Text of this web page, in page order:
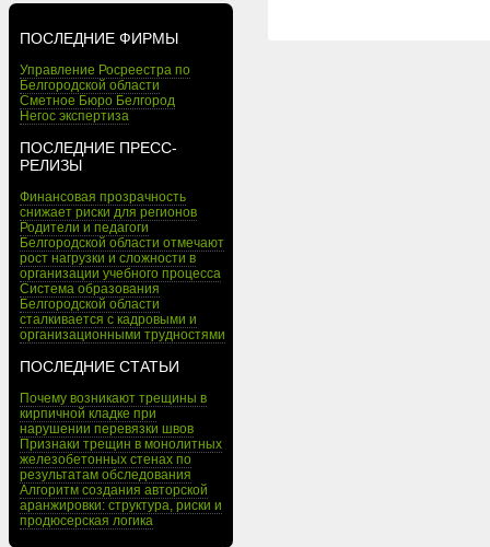
ПОСЛЕДНИЕ ФИРМЫ
Управление Росреестра по
Белгородской области
Сметное Бюро Белгород
Негос экспертиза
ПОСЛЕДНИЕ ПРЕСС-
РЕЛИЗЫ
Финансовая прозрачность
снижает риски для регионов
Родители и педагоги
Белгородской области отмечают
рост нагрузки и сложности в
организации учебного процесса
Система образования
Белгородской области
сталкивается с кадровыми и
организационными трудностями
ПОСЛЕДНИЕ СТАТЬИ
Почему возникают трещины в
кирпичной кладке при
нарушении перевязки швов
Признаки трещин в монолитных
железобетонных стенах по
результатам обследования
Алгоритм создания авторской
аранжировки: структура, риски и
продюсерская логика